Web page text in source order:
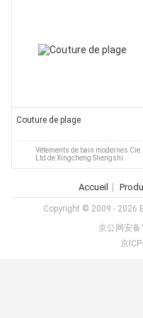
Couture de plage
Vêtements de bain modernes Cie.,
Ltd de Xingcheng Shengshi.
Accueil
Copyright © 2009 - 2026
京公网安
京